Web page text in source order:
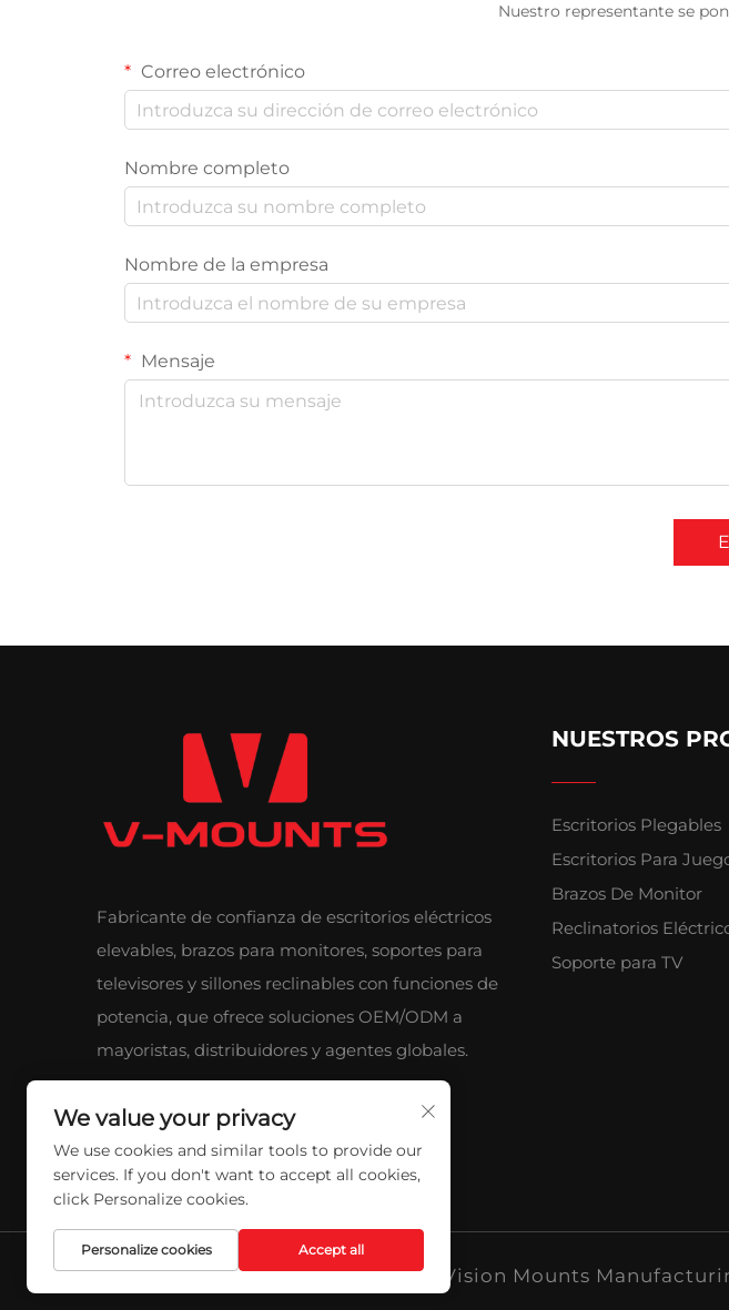
Nuestro representante se
Correo electrónico
Nombre completo
Nombre de la empresa
Mensaje
Fabricante de confianza de escritorios eléctricos
elevables, brazos para monitores, soportes para
televisores y sillones reclinables con funciones de
potencia, que ofrece soluciones OEM/ODM a
mayoristas, distribuidores y agentes globales.
NUESTROS
Escritorios Plegables
Escritorios Para
Brazos De Monitor
Reclinatorios
Soporte para TV
Derechos de autor © 2026 Qidong Vision Mounts
We value your privacy
We use cookies and similar tools to provide our
services. If you don't want to accept all cookies,
click Personalize cookies.
Personalize cookies Accept all